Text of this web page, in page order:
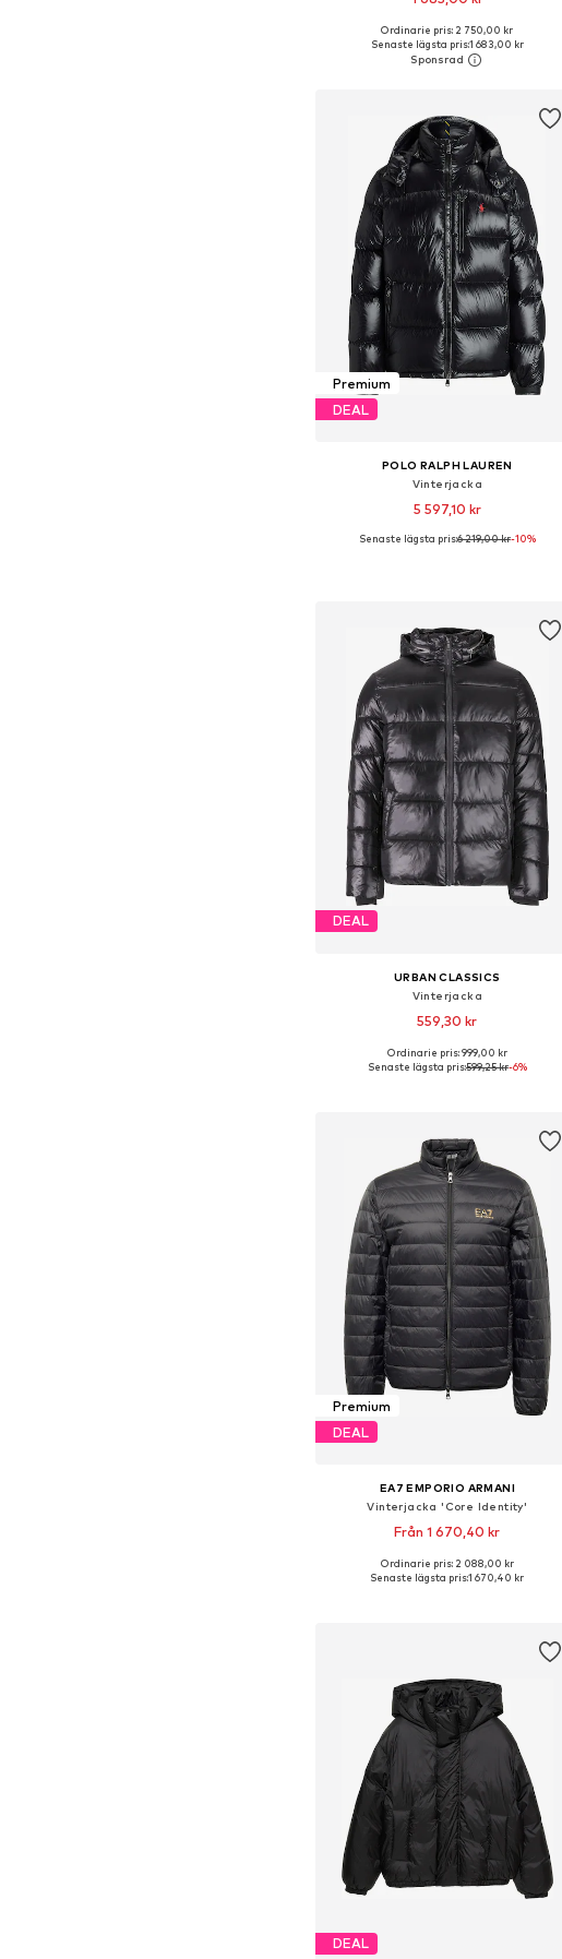
Tillgängliga storlekar: XS, S, M, L, XL, XXL
Lägg till i varukorgen
Ordinarie pris: 2 750,00 kr
Senaste lägsta pris:1 683,00 kr
Premium
DEAL
POLO RALPH LAUREN
Vinterjacka
5 597,10 kr
Tillgängliga storlekar: XS, S, M, L, XXL
Senaste lägsta pris:6 219,00 kr-10%
DEAL
URBAN CLASSICS
Vinterjacka
559,30 kr
Tillgängliga storlekar: S, M, L, XL, 4XL
Ordinarie pris: 999,00 kr
Senaste lägsta pris:599,25 kr-6%
Premium
DEAL
EA7 EMPORIO ARMANI
Vinterjacka 'Core Identity'
Från 1 670,40 kr
Tillgänglig i många storlekar
Ordinarie pris: 2 088,00 kr
Senaste lägsta pris:1 670,40 kr
DEAL